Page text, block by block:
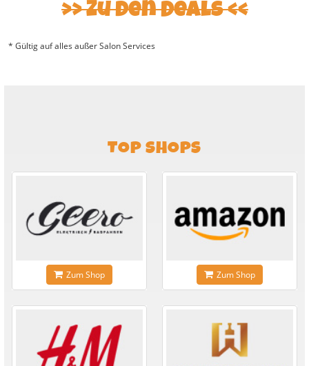
Zu den Deals
* Gültig auf alles außer Salon Services
TOP SHOPS
Zum Shop Zum Shop